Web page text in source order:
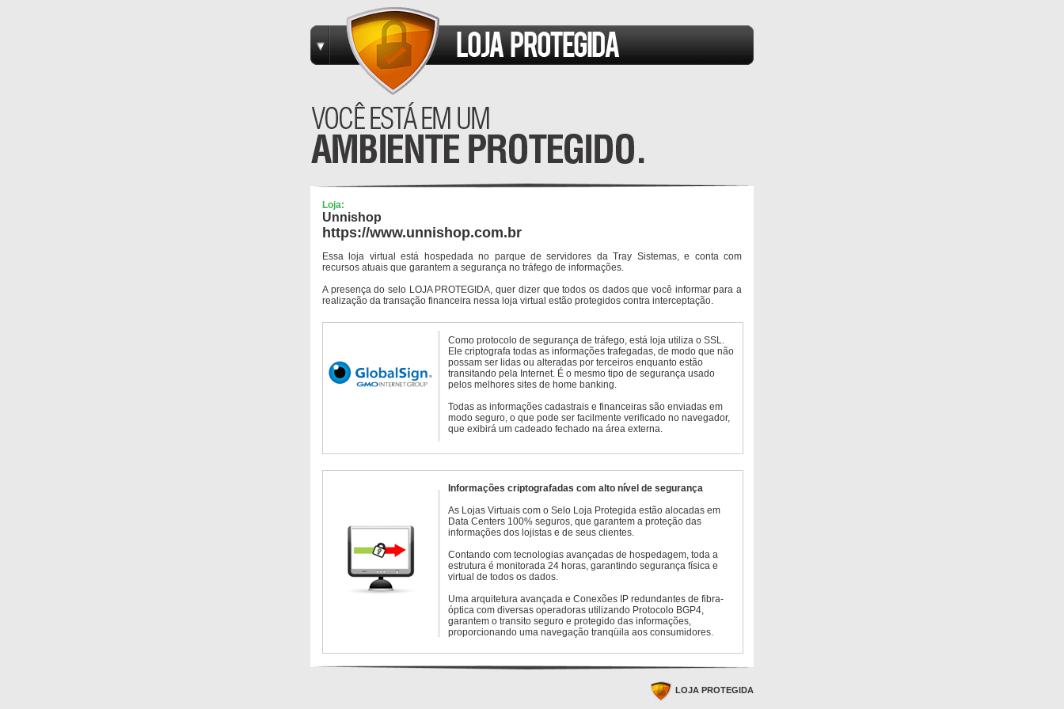
Loja:
Unnishop
https://www.unnishop.com.br
Essa loja virtual está hospedada no parque de servidores da Tray Sistemas, e conta com
recursos atuais que garantem a segurança no tráfego de informações.
A presença do selo LOJA PROTEGIDA, quer dizer que todos os dados que você informar para a
realização da transação financeira nessa loja virtual estão protegidos contra interceptação.
Como protocolo de segurança de tráfego, está loja utiliza o SSL.
Ele criptografa todas as informações trafegadas, de modo que não
possam ser lidas ou alteradas por terceiros enquanto estão
transitando pela Internet. É o mesmo tipo de segurança usado
pelos melhores sites de home banking.
Todas as informações cadastrais e financeiras são enviadas em
modo seguro, o que pode ser facilmente verificado no navegador,
que exibirá um cadeado fechado na área externa.
Informações criptografadas com alto nível de segurança
As Lojas Virtuais com o Selo Loja Protegida estão alocadas em
Data Centers 100% seguros, que garantem a proteção das
informações dos lojistas e de seus clientes.
Contando com tecnologias avançadas de hospedagem, toda a
estrutura é monitorada 24 horas, garantindo segurança física e
virtual de todos os dados.
Uma arquitetura avançada e Conexões IP redundantes de fibra-
óptica com diversas operadoras utilizando Protocolo BGP4,
garantem o transito seguro e protegido das informações,
proporcionando uma navegação tranqüila aos consumidores.
LOJA PROTEGIDA